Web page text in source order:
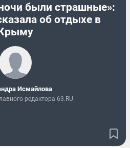
были страшные»:
об отдыхе в
Исмайлова
редактора 63.RU